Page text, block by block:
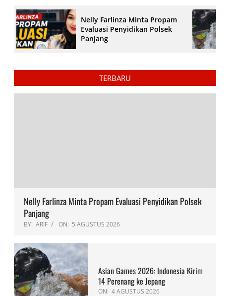
Nelly Farlinza Minta Propam
Evaluasi Penyidikan Polsek
Panjang
TERBARU
Nelly Farlinza Minta Propam Evaluasi Penyidikan Polsek
Panjang
BY: ARIF ON: 5 AGUSTUS 2026
Asian Games 2026: Indonesia Kirim
14 Perenang ke Jepang
ON: 4 AGUSTUS 2026